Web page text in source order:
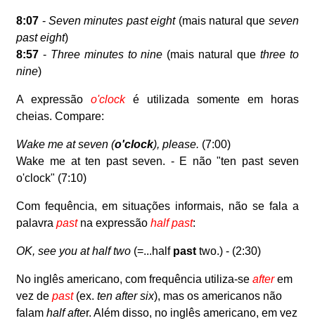
8:07 -Seven minutes past eight(mais natural que seven
past eight)
8:57- Three minutes to nine (mais natural que three to
nine)
A expressãoo'clocké utilizada somente em horas
cheias. Compare:
Wake me at seven (o'clock), please. (7:00)
Wake me at ten past seven. - E não "ten past seven
o'clock" (7:10)
Com fequência, em situações informais, não se fala a
palavrapast na expressãohalf past:
OK, see you at half two (=...half pasttwo.) - (2:30)
No inglês americano, com frequência utiliza-seafterem
vez depast(ex. ten after six), mas os americanos não
falamhalf after. Além disso, no inglês americano, em vez